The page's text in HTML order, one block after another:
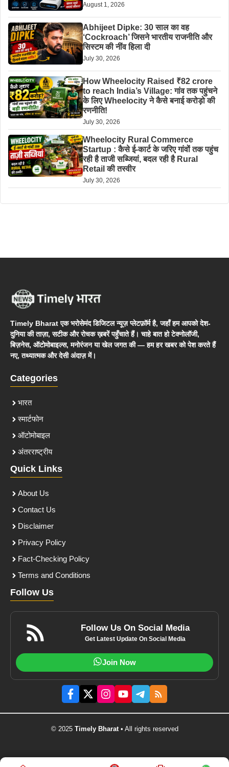
August 1, 2026
Abhijeet Dipke: 30 साल का वह
‘Cockroach’ जिसने भारतीय राजनीति और
सिस्टम की नींव हिला दी
July 30, 2026
How Wheelocity Raised ₹82 crore
to reach India’s Village: गांव तक पहुंचने
के लिए Wheelocity ने कैसे बनाई करोड़ो की
रणनीति!
July 30, 2026
Wheelocity Rural Commerce
Startup : कैसे ई-कार्ट के जरिए गांवों तक पहुंच
रही है ताजी सब्जियां, बदल रही है Rural
Retail की तस्वीर
July 30, 2026
Timely Bharat एक भरोसेमंद डिजिटल न्यूज़ प्लेटफ़ॉर्म है, जहाँ हम आपको देश-
दुनिया की ताज़ा, सटीक और रोचक ख़बरें पहुँचाते हैं। चाहे बात हो टेक्नोलॉजी,
बिज़नेस, ऑटोमोबाइल्स, मनोरंजन या खेल जगत की — हम हर खबर को पेश करते हैं
नए, तथ्यात्मक और देसी अंदाज़ में।
Categories
भारत
स्मार्टफोन
ऑटोमोबाइल
अंतरराष्ट्रीय
Quick Links
About Us
Contact Us
Disclaimer
Privacy Policy
Fact-Checking Policy
Terms and Conditions
Follow Us
Follow Us On Social Media
Get Latest Update On Social Media
Join Now
© 2025 Timely Bharat• All rights reserved